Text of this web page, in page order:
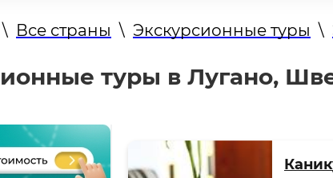
\ Все страны \ Экскурсионные туры \
туры в Лугано,